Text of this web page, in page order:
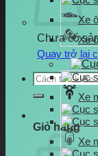
Chưa có
Quay trở lại
Tìm
kiếm:
Giỏ hàng
Xe
Xe
Xe
Xe